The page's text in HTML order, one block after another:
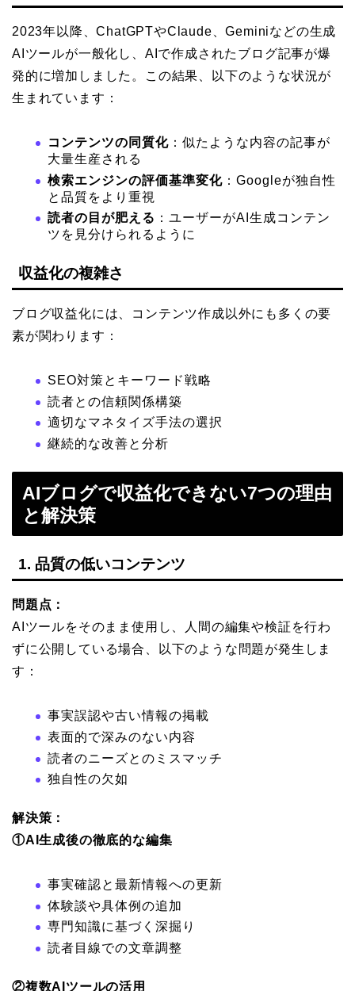
2023年以降、ChatGPTやClaude、Geminiなどの生成
AIツールが一般化し、AIで作成されたブログ記事が爆
発的に増加しました。この結果、以下のような状況が
生まれています：
コンテンツの同質化 ：似たような内容の記事が
大量生産される
検索エンジンの評価基準変化 ：Googleが独自性
と品質をより重視
読者の目が肥える ：ユーザーがAI生成コンテン
ツを見分けられるように
収益化の複雑さ
ブログ収益化には、コンテンツ作成以外にも多くの要
素が関わります：
SEO対策とキーワード戦略
読者との信頼関係構築
適切なマネタイズ手法の選択
継続的な改善と分析
AIブログで収益化できない7つの理由
と解決策
1. 品質の低いコンテンツ
問題点：
AIツールをそのまま使用し、人間の編集や検証を行わ
ずに公開している場合、以下のような問題が発生しま
す：
事実誤認や古い情報の掲載
表面的で深みのない内容
読者のニーズとのミスマッチ
独自性の欠如
解決策：
①AI生成後の徹底的な編集
事実確認と最新情報への更新
体験談や具体例の追加
専門知識に基づく深掘り
読者目線での文章調整
②複数AIツールの活用